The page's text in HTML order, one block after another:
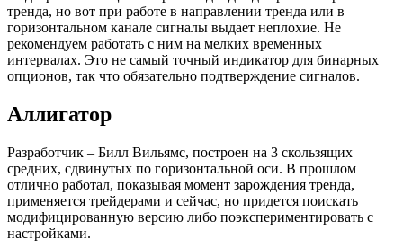
тренда, но вот при работе в направлении тренда или в
горизонтальном канале сигналы выдает неплохие. Не
рекомендуем работать с ним на мелких временных
интервалах. Это не самый точный индикатор для бинарных
опционов, так что обязательно подтверждение сигналов.
Аллигатор
Разработчик – Билл Вильямс, построен на 3 скользящих
средних, сдвинутых по горизонтальной оси. В прошлом
отлично работал, показывая момент зарождения тренда,
применяется трейдерами и сейчас, но придется поискать
модифицированную версию либо поэкспериментировать с
настройками.